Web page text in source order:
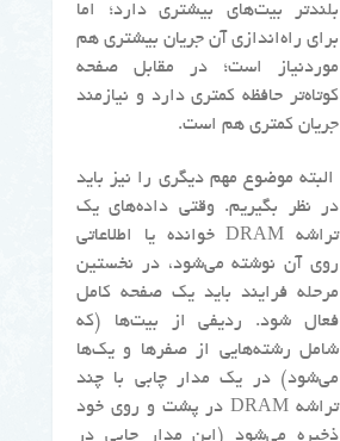
بلندتر بیت‌های بیشتری دارد؛ اما
برای راه‌اندازی آن جریان بیشتری هم
موردنیاز است؛ در مقابل صفحه
کوتاه‌تر حافظه کمتری دارد و نیازمند
جریان کمتری هم است.
البته موضوع مهم دیگری را نیز باید
در نظر بگیریم. وقتی داده‌های یک
تراشه DRAM خوانده یا اطلاعاتی
روی آن نوشته می‌شود، در نخستین
مرحله فرایند باید یک صفحه کامل
فعال شود. ردیفی از بیت‌ها (که
شامل رشته‌هایی از صفرها و یک‌ها
می‌شود) در یک مدار چابی با چند
تراشه DRAM در پشت و روی خود
ذخیره می‌شود (این مدار چاپی در